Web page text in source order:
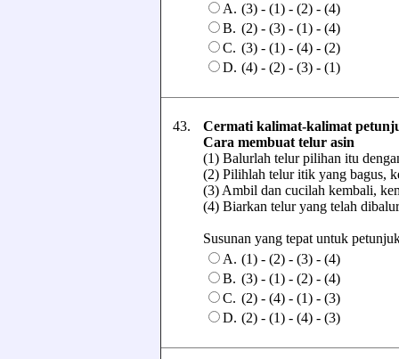
A. (3) - (1) - (2) - (4)
B. (2) - (3) - (1) - (4)
C. (3) - (1) - (4) - (2)
D. (4) - (2) - (3) - (1)
43.
Cermati kalimat-kalimat
Cara membuat telur asin
(1) Balurlah telur pilihan itu
(2) Pilihlah telur itik yang bagus,
(3) Ambil dan cucilah kembali,
(4) Biarkan telur yang telah
Susunan yang tepat untuk
A. (1) - (2) - (3) - (4)
B. (3) - (1) - (2) - (4)
C. (2) - (4) - (1) - (3)
D. (2) - (1) - (4) - (3)